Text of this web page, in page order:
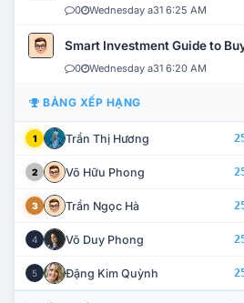
0 Wednesday a31 6:25 AM
Smart Investment Guide to
0 Wednesday a31 6:20 AM
BẢNG XẾP HẠNG
1 Trần Thị Hương
2 Võ Hữu Phong
3 Trần Ngọc Hà
4 Võ Duy Phong
5 Đặng Kim Quỳnh